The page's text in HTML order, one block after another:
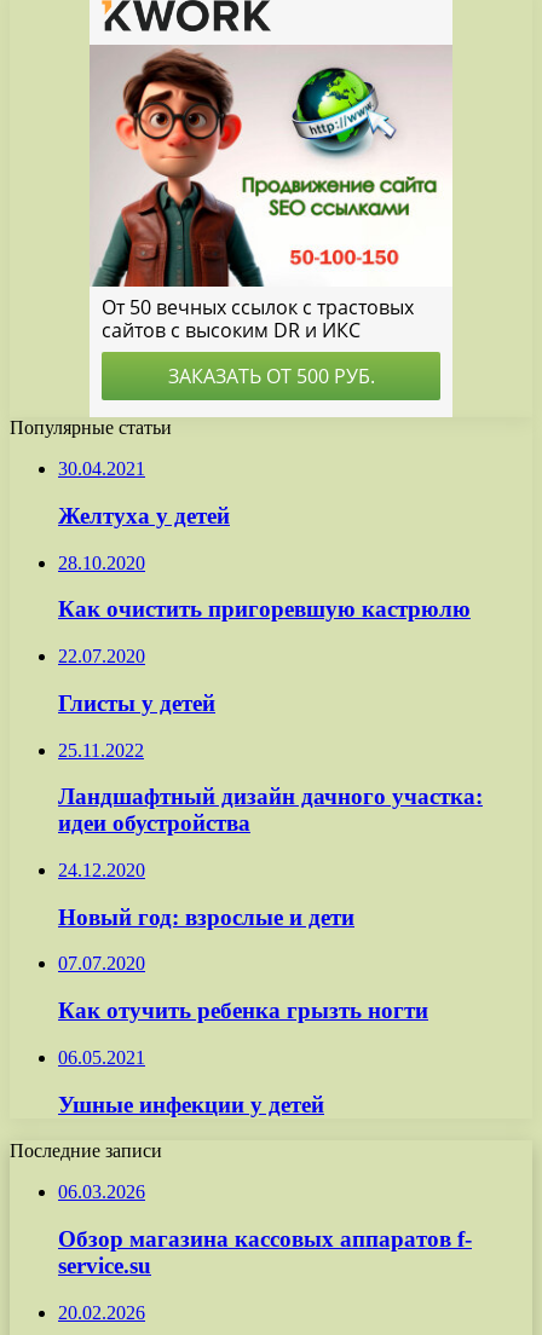
Популярные статьи
30.04.2021
Желтуха у детей
28.10.2020
Как очистить пригоревшую кастрюлю
22.07.2020
Глисты у детей
25.11.2022
Ландшафтный дизайн дачного участка:
идеи обустройства
24.12.2020
Новый год: взрослые и дети
07.07.2020
Как отучить ребенка грызть ногти
06.05.2021
Ушные инфекции у детей
Последние записи
06.03.2026
Обзор магазина кассовых аппаратов f-
service.su
20.02.2026